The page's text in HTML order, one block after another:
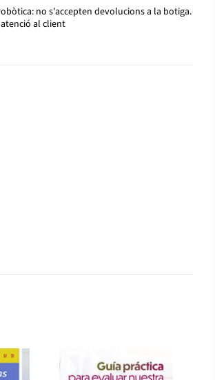
no s'accepten devolucions a la botiga.
al client